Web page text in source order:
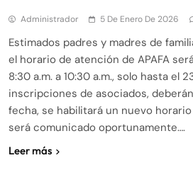
Administrador 5 De Enero De 2026
Estimados padres y madres de
el horario de atención de APAFA
8:30 a.m. a 10:30 a.m., solo hasta el
inscripciones de asociados,
fecha, se habilitará un nuevo
será comunicado oportunamente….
Leer más